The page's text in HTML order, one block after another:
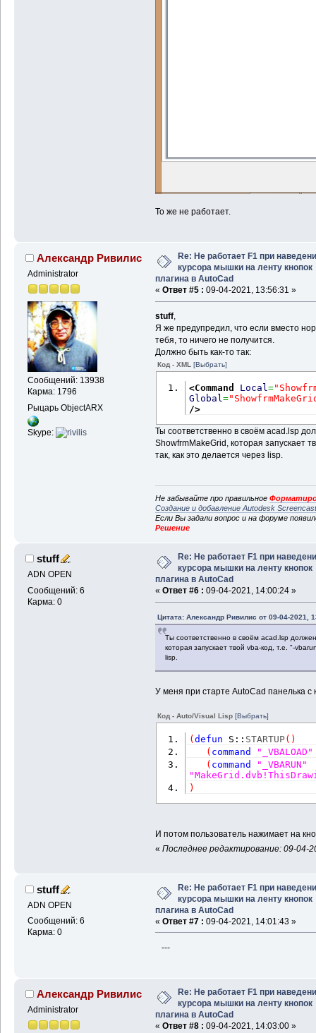
То же не работает.
Александр Ривилис
Administrator
Сообщений: 13938
Карма: 1796
Рыцарь ObjectARX
Skype:
Re: Не работает F1 при
курсора мышки на ленту кнопок
плагина в AutoCad
« Ответ #5 : 09-04-2021, 13:56:31 »
stuff,
Я же предупредил, что если вместо
тебя, то ничего не получится.
Должно быть как-то так:
Код - XML [Выбрать]
<Command Local=
Global=
/>
Ты соответственно в своём acad.lsp
ShowfrmMakeGrid, которая запускает
так, как это делается через lisp.
Не забывайте про правильное
Создание и добавление Autodesk
Если Вы задали вопрос и на форуме
Решение
stuff
ADN OPEN
Сообщений: 6
Карма: 0
Re: Не работает F1 при
курсора мышки на ленту кнопок
плагина в AutoCad
« Ответ #6 : 09-04-2021, 14:00:24 »
Цитата: Александр Ривилис от 09-04-2021,
Ты соответственно в своём acad.lsp
которая запускает твой vba-код, т.е. "-
lisp.
У меня при старте AutoCad панелька с
Код - Auto/Visual Lisp [Выбрать]
(defun S:: STARTUP( )
( command
"_VBALOAD"
( command
"_VBARUN"
)
И потом пользователь нажимает на
« Последнее редактирование: 09-04-
stuff
ADN OPEN
Сообщений: 6
Карма: 0
Re: Не работает F1 при
курсора мышки на ленту кнопок
плагина в AutoCad
« Ответ #7 : 09-04-2021, 14:01:43 »
---
Александр Ривилис
Administrator
Re: Не работает F1 при
курсора мышки на ленту кнопок
плагина в AutoCad
« Ответ #8 : 09-04-2021, 14:03:00 »